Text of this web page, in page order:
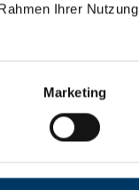
Ihrer Nutzung
Marketing